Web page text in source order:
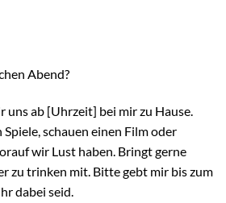
Abend?
ab [Uhrzeit] bei mir zu Hause.
schauen einen Film oder
wir Lust haben. Bringt gerne
zu trinken mit. Bitte gebt mir bis zum
dabei seid.